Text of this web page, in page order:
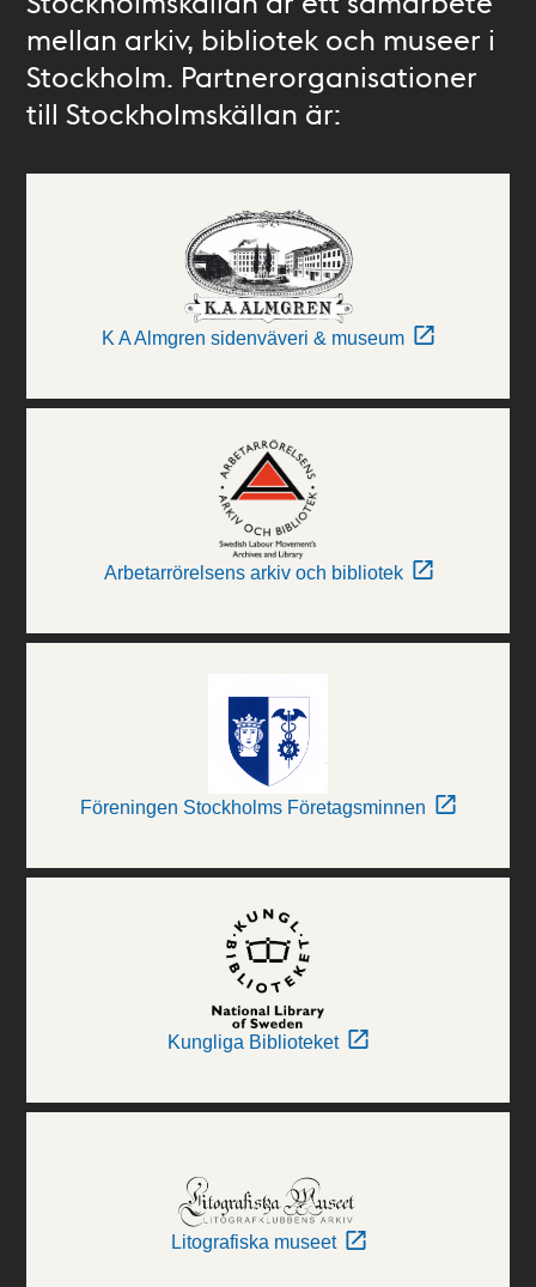
mellan arkiv, bibliotek och museer i
Stockholm. Partnerorganisationer
till Stockholmskällan är:
K A Almgren sidenväveri & museum
Arbetarrörelsens arkiv och bibliotek
Föreningen Stockholms Företagsminnen
Kungliga Biblioteket
Litografiska museet